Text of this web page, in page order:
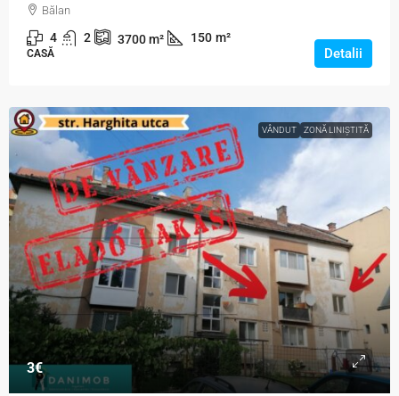
Bălan
4 2 3700m² 150 m²
CASĂ Detalii
VÂNDUT ZONĂ LINIȘTITĂ
3€